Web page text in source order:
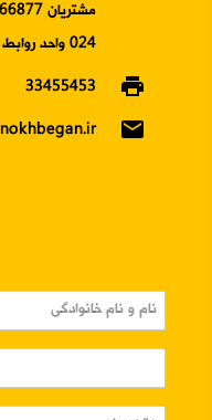
024 واحد روابط عمومی
print
33455453
email